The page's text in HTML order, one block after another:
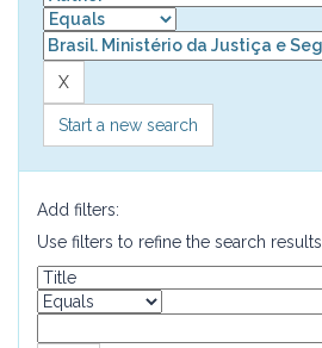
Start a new search
Add filters:
Use filters to refine the search results.